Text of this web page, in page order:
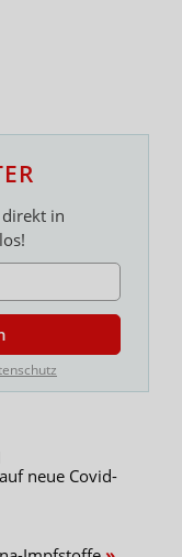
direkt in
neue Covid-